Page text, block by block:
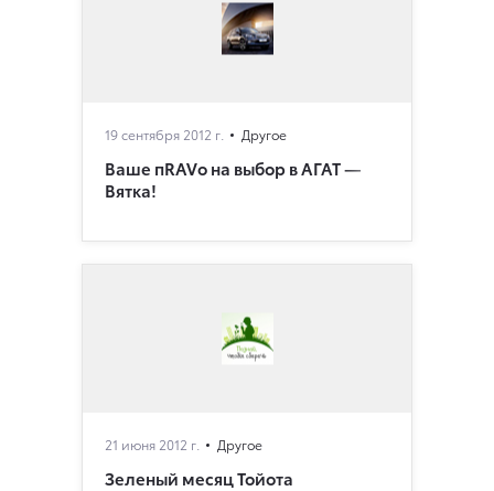
19 сентября 2012 г. Другое
Ваше пRAVо на выбор в АГАТ —
Вятка!
21 июня 2012 г. Другое
Зеленый месяц Тойота